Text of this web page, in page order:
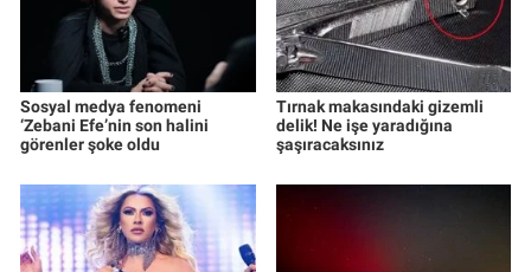
Sosyal medya fenomeni
‘Zebani Efe’nin son halini
görenler şoke oldu
Tırnak makasındaki gizemli
delik! Ne işe yaradığına
şaşıracaksınız